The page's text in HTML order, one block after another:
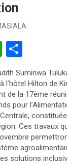
W
h
at
s
A
p
p
ar
ta
g
er
Suminwa
l’hôtel Hilton de
de la 17ème
pour
Ces travaux
solutions